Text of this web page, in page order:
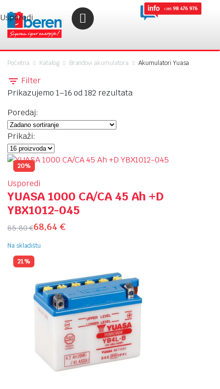
Početna Katalog Brandovi akumulatora Akumulatori Yuasa
Filter
Prikazujemo 1–16 od 182 rezultata
Poredaj:
Prikaži:
20%
Usporedi
YUASA 1000 CA/CA 45 Ah +D
YBX1012-045
85,80€68,64 €
Na skladištu
21%
Usporedi